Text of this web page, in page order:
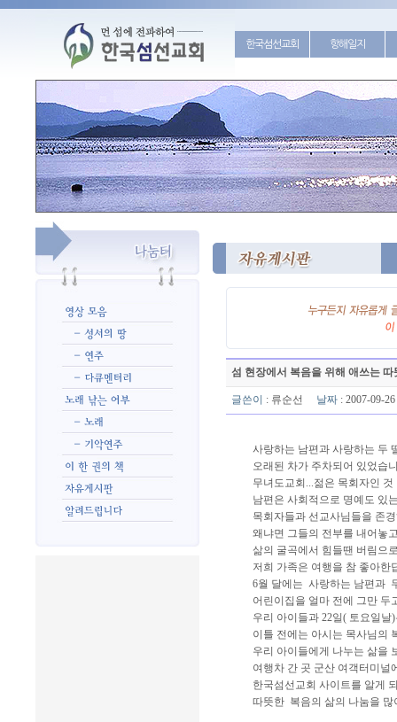
한국섬선교회 항해일지
섬 현장에서 복음을 위해 애쓰는
글쓴이 : 류순선 날짜 : 2007-09-
사랑하는 남편과 사랑하는 두
오래된 차가 주차되어 있었습
무녀도교회...젊은 목회자인 것
남편은 사회적으로 명예도 있
목회자들과 선교사님들을 존
왜냐면 그들의 전부를 내어놓
삶의 굴곡에서 힘들땐 버림으
저희 가족은 여행을 참 좋아한
6월 달에는 사랑하는 남편과
어린이집을 얼마 전에 그만 두
우리 아이들과 22일( 토요일
이틀 전에는 아시는 목사님의
우리 아이들에게 나누는 삶을
여행차 간 곳 군산 여객터미널
한국섬선교회 사이트를 알게
따뜻한 복음의 삶의 나눔을 많